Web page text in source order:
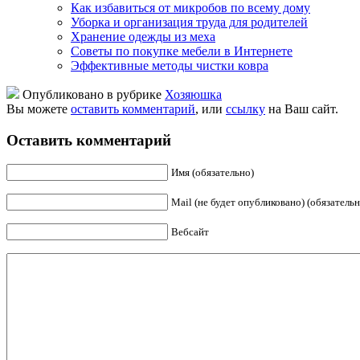
Как избавиться от микробов по всему дому
Уборка и организация труда для родителей
Хранение одежды из меха
Советы по покупке мебели в Интернете
Эффективные методы чистки ковра
Опубликовано в рубрике Хозяюшка
Вы можете оставить комментарий, или ссылку на Ваш сайт.
Оставить комментарий
Имя (обязательно)
Mail (не будет опубликовано)
Вебсайт